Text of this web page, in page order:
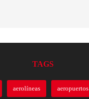
TAGS
aerolíneas aeropuertos